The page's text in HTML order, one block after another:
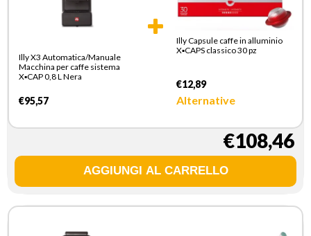
Illy X3 Automatica/Manuale
Macchina per caffe sistema
X▪CAP 0,8 L Nera
€95,57
Illy Capsule caffe in alluminio
X▪CAPS classico 30 pz
€12,89
Alternative
€108,46